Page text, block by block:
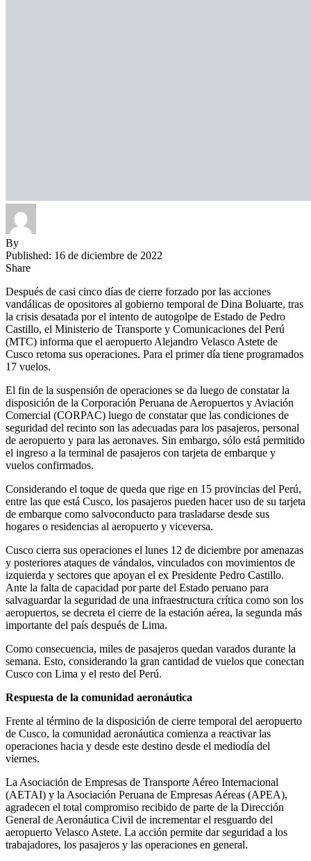
By
Published: 16 de diciembre de 2022
Share
Después de casi cinco días de cierre forzado por las acciones
vandálicas de opositores al gobierno temporal de Dina Boluarte, tras
la crisis desatada por el intento de autogolpe de Estado de Pedro
Castillo, el Ministerio de Transporte y Comunicaciones del Perú
(MTC) informa que el aeropuerto Alejandro Velasco Astete de
Cusco retoma sus operaciones. Para el primer día tiene programados
17 vuelos.
El fin de la suspensión de operaciones se da luego de constatar la
disposición de la Corporación Peruana de Aeropuertos y Aviación
Comercial (CORPAC) luego de constatar que las condiciones de
seguridad del recinto son las adecuadas para los pasajeros, personal
de aeropuerto y para las aeronaves. Sin embargo, sólo está permitido
el ingreso a la terminal de pasajeros con tarjeta de embarque y
vuelos confirmados.
Considerando el toque de queda que rige en 15 provincias del Perú,
entre las que está Cusco, los pasajeros pueden hacer uso de su tarjeta
de embarque como salvoconducto para trasladarse desde sus
hogares o residencias al aeropuerto y viceversa.
Cusco cierra sus operaciones el lunes 12 de diciembre por amenazas
y posteriores ataques de vándalos, vinculados con movimientos de
izquierda y sectores que apoyan el ex Presidente Pedro Castillo.
Ante la falta de capacidad por parte del Estado peruano para
salvaguardar la seguridad de una infraestructura crítica como son los
aeropuertos, se decreta el cierre de la estación aérea, la segunda más
importante del país después de Lima.
Como consecuencia, miles de pasajeros quedan varados durante la
semana. Esto, considerando la gran cantidad de vuelos que conectan
Cusco con Lima y el resto del Perú.
Respuesta de la comunidad aeronáutica
Frente al término de la disposición de cierre temporal del aeropuerto
de Cusco, la comunidad aeronáutica comienza a reactivar las
operaciones hacia y desde este destino desde el mediodía del
viernes.
La Asociación de Empresas de Transporte Aéreo Internacional
(AETAI) y la Asociación Peruana de Empresas Aéreas (APEA),
agradecen el total compromiso recibido de parte de la Dirección
General de Aeronáutica Civil de incrementar el resguardo del
aeropuerto Velasco Astete. La acción permite dar seguridad a los
trabajadores, los pasajeros y las operaciones en general.